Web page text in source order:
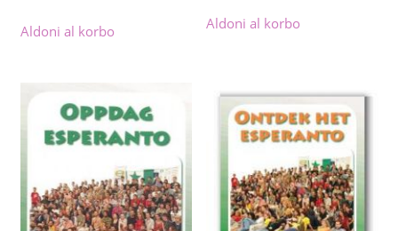
Aldoni al korbo Aldoni al korbo